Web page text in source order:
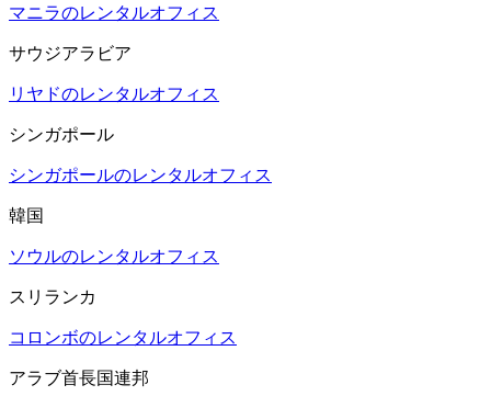
マニラのレンタルオフィス
サウジアラビア
リヤドのレンタルオフィス
シンガポール
シンガポールのレンタルオフィス
韓国
ソウルのレンタルオフィス
スリランカ
コロンボのレンタルオフィス
アラブ首長国連邦